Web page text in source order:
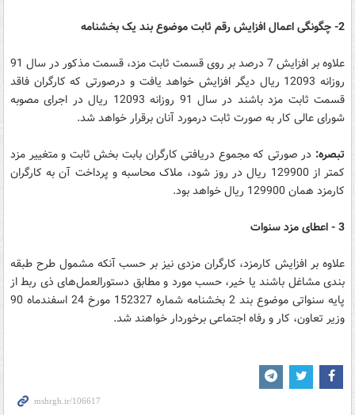
2- چگونگی اعمال افزایش رقم ثابت موضوع بند یک بخشنامه
علاوه بر افزایش 7 درصد بر روی قسمت ثابت مزد، قسمت مذکور در سال 91
روزانه 12093 ریال دیگر افزایش خواهد یافت و درصورتی که کارگران فاقد
قسمت ثابت مزد باشند در سال 91 روزانه 12093 ریال در اجرای مصوبه
شورای عالی کار به صورت ثابت درمورد آنان برقرار خواهد شد.
تبصره: در صورتی که مجموع دریافتی کارگران بابت بخش ثابت و متغییر مزد
کمتر از 129900 ریال در روز شود، ملاک محاسبه و پرداخت آن به کارگران
کارمزد همان 129900 ریال خواهد بود.
3 - اعطای مزد سنوات
علاوه بر افزایش کارمزد، کارگران مزدی نیز بر حسب آنکه مشمول طرح طبقه
بندی مشاغل باشند یا خیر، حسب مورد و مطابق دستورالعمل‌های ذی ربط از
پایه سنواتی موضوع بند 2 بخشنامه شماره 152327 مورخ 24 اسفندماه 90
وزیر تعاون، کار و رفاه اجتماعی برخوردار خواهند شد.